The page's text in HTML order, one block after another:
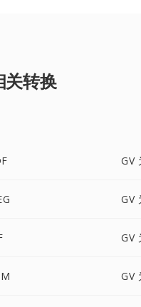
关转换
GV
GV
GV
GV